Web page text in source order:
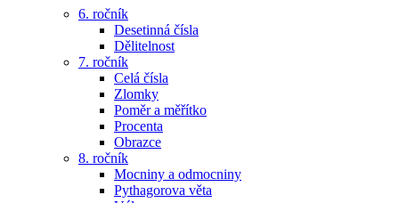
6. ročník
Desetinná čísla
Dělitelnost
7. ročník
Celá čísla
Zlomky
Poměr a měřítko
Procenta
Obrazce
8. ročník
Mocniny a odmocniny
Pythagorova věta